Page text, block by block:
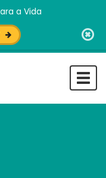
a Vida